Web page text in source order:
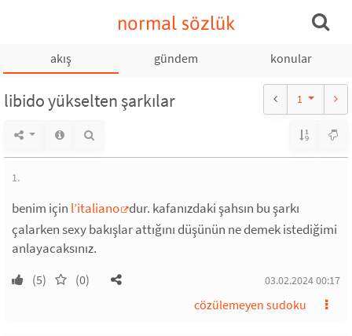
normal sözlük
akış gündem konular
libido yükselten şarkılar 1
1.
benim için l’italiano dur. kafanızdaki şahsın bu şarkı
çalarken sexy bakışlar attığını düşünün ne demek istediğimi
anlayacaksınız.
(5) (0) 03.02.2024 00:17
cözülemeyen sudoku